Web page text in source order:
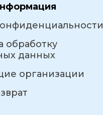
обработку
данных
организации